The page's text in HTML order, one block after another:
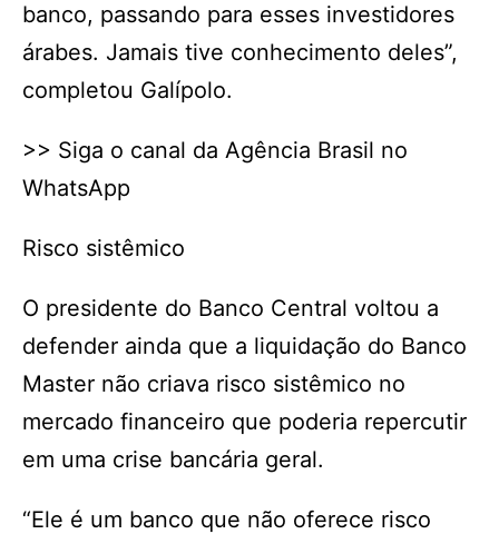
banco, passando para esses investidores
árabes. Jamais tive conhecimento deles”,
completou Galípolo.
>> Siga o canal da Agência Brasil no
WhatsApp
Risco sistêmico
O presidente do Banco Central voltou a
defender ainda que a liquidação do Banco
Master não criava risco sistêmico no
mercado financeiro que poderia repercutir
em uma crise bancária geral.
“Ele é um banco que não oferece risco